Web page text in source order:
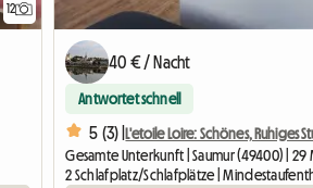
12
40 € / Nacht
Antwortet schnell
5 (3) |L'etoile Loire: Schönes, Ruhiges
Gesamte Unterkunft | Saumur (49400) | 29
2 Schlafplatz/Schlafplätze |